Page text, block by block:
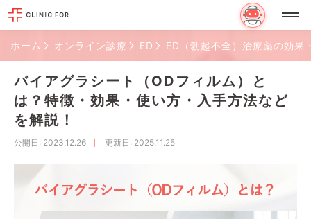
ホーム オンライン診療 ED ED（勃起不全）治療薬の効果
バイアグラシート（ODフィルム）と
は？特徴・効果・使い方・入手方法など
を解説！
公開日 : 2023.12.26 更新日 : 2025.11.25